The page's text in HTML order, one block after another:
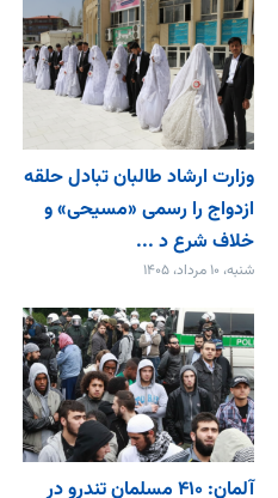
وزارت ارشاد طالبان تبادل حلقه
ازدواج را رسمی «مسیحی» و
خلاف شرع د ...
شنبه، ۱۰ مرداد، ۱۴۰۵
آلمان: ۴۱۰ مسلمان تندرو در